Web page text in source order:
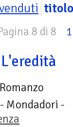
titolo
8 di 8 1
Romanzo
- Mondadori -